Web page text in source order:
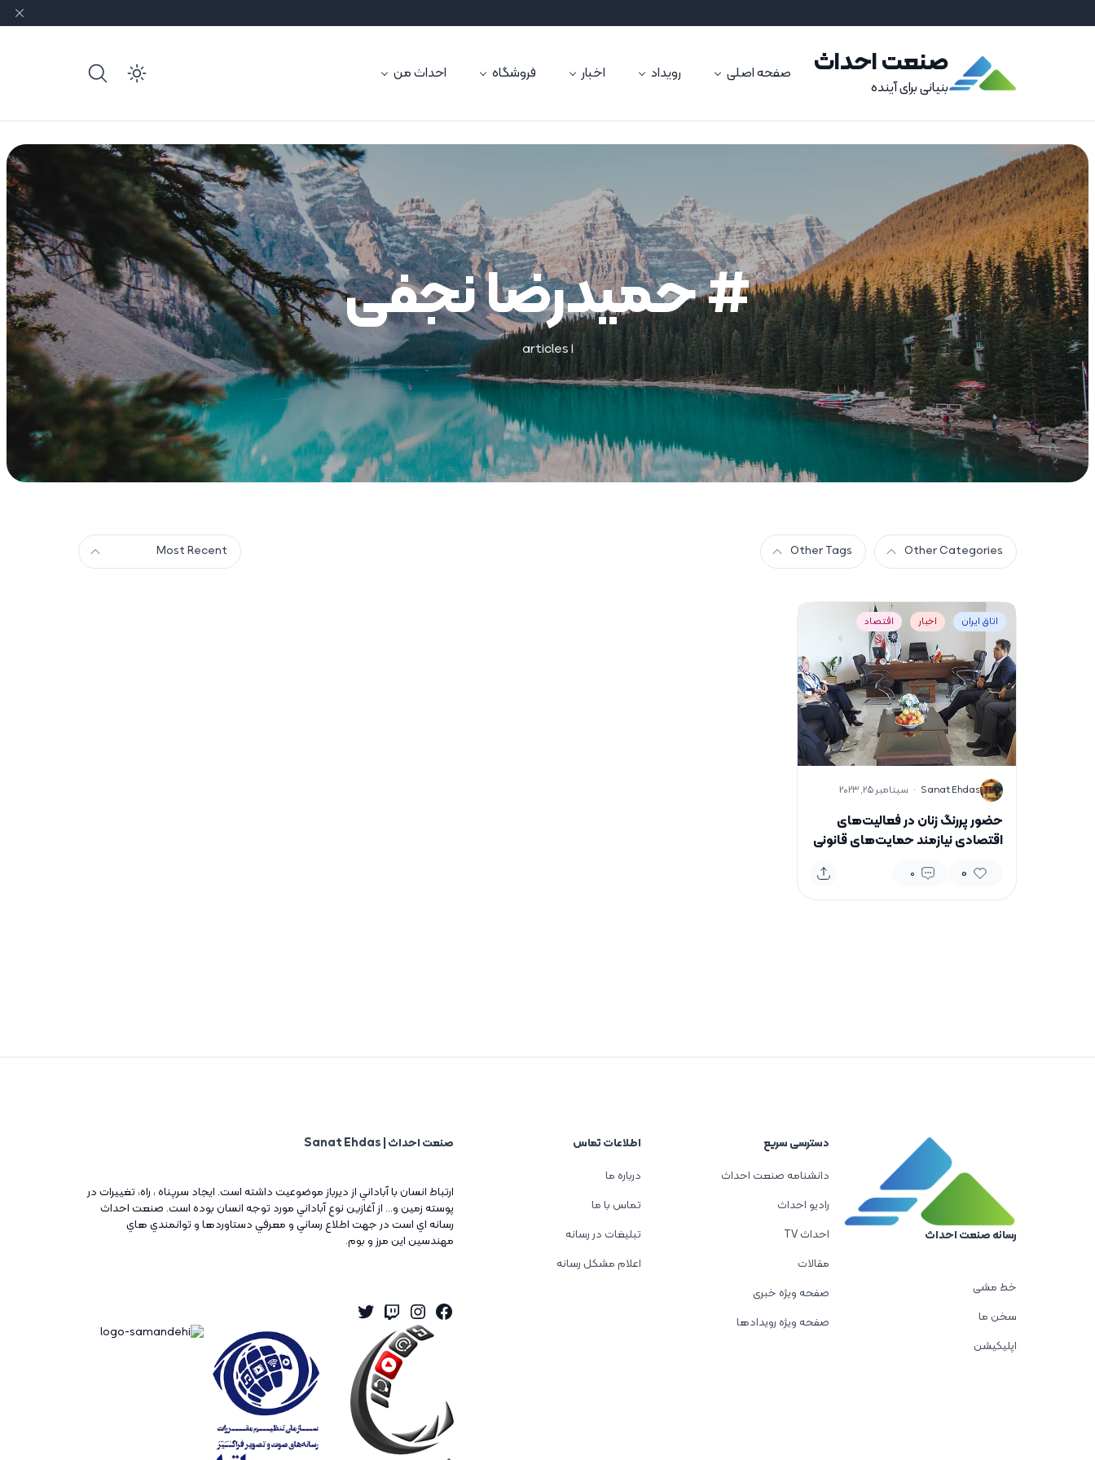
صنعت احداث
بنیانی برای آینده
صفحه اصلی رویداد اخبار فروشگاه احداث من dark mode
# حمیدرضا نجفی
1 articles
Other Categories
Other Tags
Most Recent
اتاق ایران اخبار اقتصاد
S
Sanat Ehdas
· سپتامبر 25, 2023
حضور پررنگ زنان در فعالیت‌های
اقتصادی نیازمند حمایت‌های قانونی
0
0
رسانه صنعت احداث
خط مشی
سخن ما
اپلیکیشن
دسترسی سریع
دانشنامه صنعت احداث
رادیو احداث
احداث TV
مقالات
صفحه ویژه خبری
صفحه ویژه رویدادها
اطلاعات تماس
درباره ما
تماس با ما
تبلیغات در رسانه
اعلام مشکل رسانه
صنعت احداث | Sanat Ehdas
ارتباط انسان با آباداني از ديرباز موضوعيت داشته است. ايجاد سرپناه ، راه، تغييرات در
پوسته زمين و... از آغازين نوع آباداني مورد توجه انسان بوده است. صنعت احداث
رسانه اي است در جهت اطلاع رساني و معرفي دستاوردها و توانمندي هاي
مهندسين اين مرز و بوم.
Facebook
Instagram
Twitch
Twitter